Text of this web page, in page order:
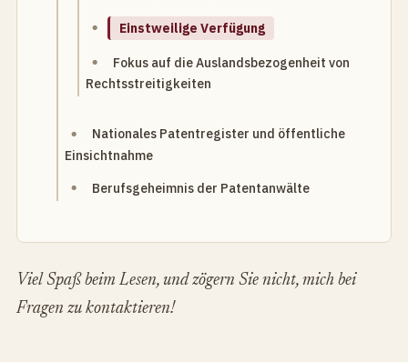
Einstweilige Verfügung
Fokus auf die Auslandsbezogenheit von
Rechtsstreitigkeiten
Nationales Patentregister und öffentliche
Einsichtnahme
Berufsgeheimnis der Patentanwälte
Viel Spaß beim Lesen, und zögern Sie nicht, mich bei
Fragen zu kontaktieren!